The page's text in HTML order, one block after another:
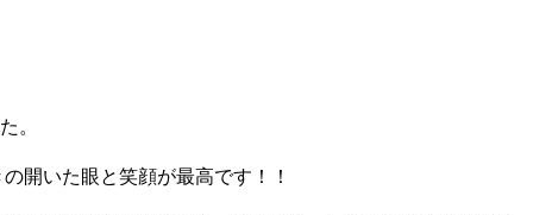
。
開いた眼と笑顔が最高です！！